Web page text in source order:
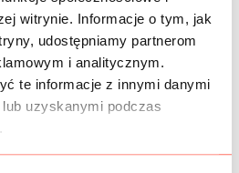
witrynie. Informacje o tym, jak
udostępniamy partnerom
i analitycznym.
te informacje z innymi danymi
uzyskanymi podczas
czy spódnice. Doskonale się
kurtki i płaszcze, marynarki oraz
itp.
kryjąca, mięsista, plastyczna,
w szerokości i po
w użytkowaniu, układa się